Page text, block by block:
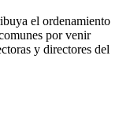
el ordenamiento
por venir
y directores del